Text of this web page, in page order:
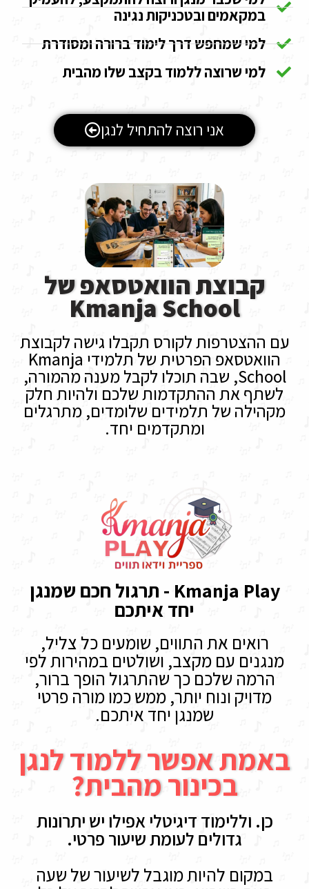
במקאמים ובטכניקות נגינה
למי שמחפש דרך לימוד ברורה ומסודרת
למי שרוצה ללמוד בקצב שלו מהבית
אני רוצה להתחיל לנגן
קבוצת הוואטסאפ של
Kmanja School
עם ההצטרפות לקורס תקבלו גישה לקבוצת
הוואטסאפ הפרטית של תלמידי Kmanja
School, שבה תוכלו לקבל מענה מהמורה,
לשתף את ההתקדמות שלכם ולהיות חלק
מקהילה של תלמידים שלומדים, מתרגלים
ומתקדמים יחד.
Kmanja Play - תרגול חכם שמנגן
יחד איתכם
רואים את התווים, שומעים כל צליל,
מנגנים עם מקצב, ושולטים במהירות לפי
הרמה שלכם כך שהתרגול הופך ברור,
מדויק ונוח יותר, ממש כמו מורה פרטי
שמנגן יחד איתכם.
באמת אפשר ללמוד לנגן
בכינור מהבית?
כן. וללימוד דיגיטלי אפילו יש יתרונות
גדולים לעומת שיעור פרטי.
במקום להיות מוגבל לשיעור של שעה